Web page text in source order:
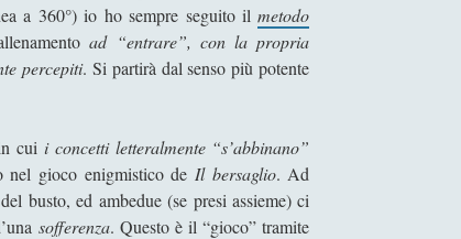
a 360°) io ho sempre seguito ilmetodo
ad “entrare”, con la propria
percepiti. Si partirà dal senso più potente
cui i concetti letteralmente “s’abbinano”
gioco enigmistico de Il bersaglio. Ad
del busto, ed ambedue (se presi assieme) ci
sofferenza. Questo è il “gioco” tramite